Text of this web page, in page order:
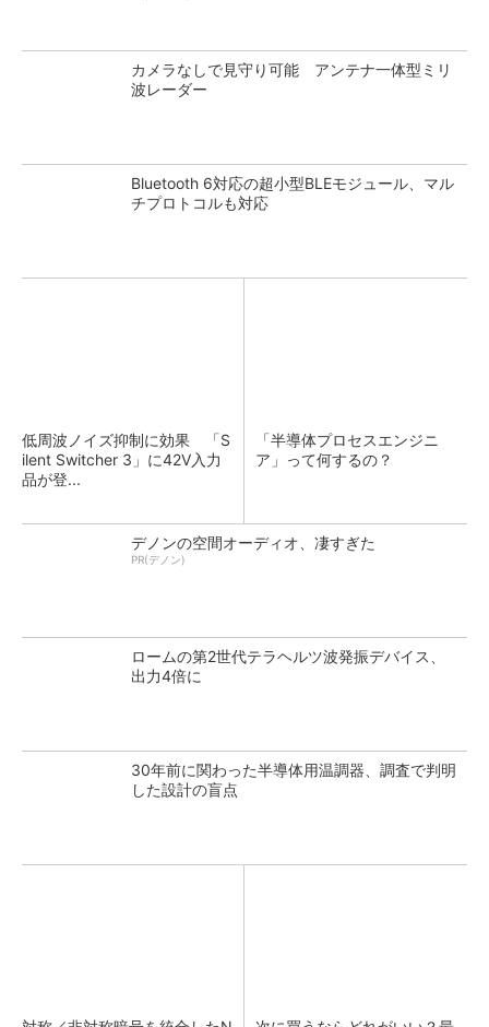
カメラなしで見守り可能 アンテナ一体型ミリ
波レーダー
Bluetooth 6対応の超小型BLEモジュール、マル
チプロトコルも対応
低周波ノイズ抑制に効果 「S
ilent Switcher 3」に42V入力
品が登...
「半導体プロセスエンジニ
ア」って何するの？
デノンの空間オーディオ、凄すぎた
PR(デノン)
ロームの第2世代テラヘルツ波発振デバイス、
出力4倍に
30年前に関わった半導体用温調器、調査で判明
した設計の盲点